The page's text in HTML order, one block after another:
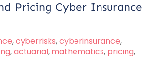
Pricing Cyber Insurance
,cyberrisks,cyberinsurance,
,actuarial, mathematics, pricing,